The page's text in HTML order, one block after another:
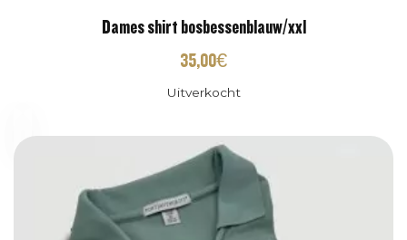
Dames shirt bosbessenblauw/xxl
35,00€
Uitverkocht